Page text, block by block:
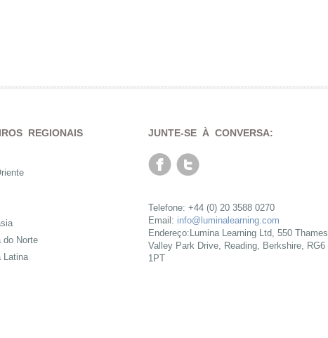
REGIONAIS
do Norte
Latina
JUNTE-SE À CONVERSA:
Telefone: +44 (0) 20 3588 0270
Email: info@luminalearning.com
Endereço:Lumina Learning Ltd, 550 Thames
Valley Park Drive, Reading, Berkshire, RG6
1PT